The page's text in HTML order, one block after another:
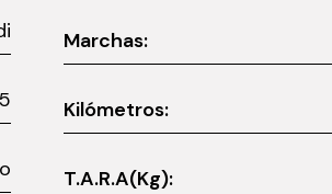
Marchas:
Kilómetros:
T.A.R.A(Kg):